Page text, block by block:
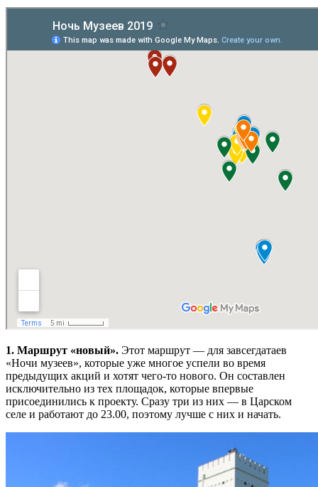
1. Маршрут «новый». Этот маршрут — для завсегдатаев
«Ночи музеев», которые уже многое успели во время
предыдущих акций и хотят чего-то нового. Он составлен
исключительно из тех площадок, которые впервые
присоединились к проекту. Сразу три из них — в Царском
селе и работают до 23.00, поэтому лучше с них и начать.